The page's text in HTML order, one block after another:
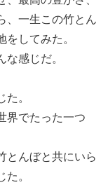
、一生この竹とん
してみた。
感じだ。
。
界でたった一つ
とんぼと共にいら
。